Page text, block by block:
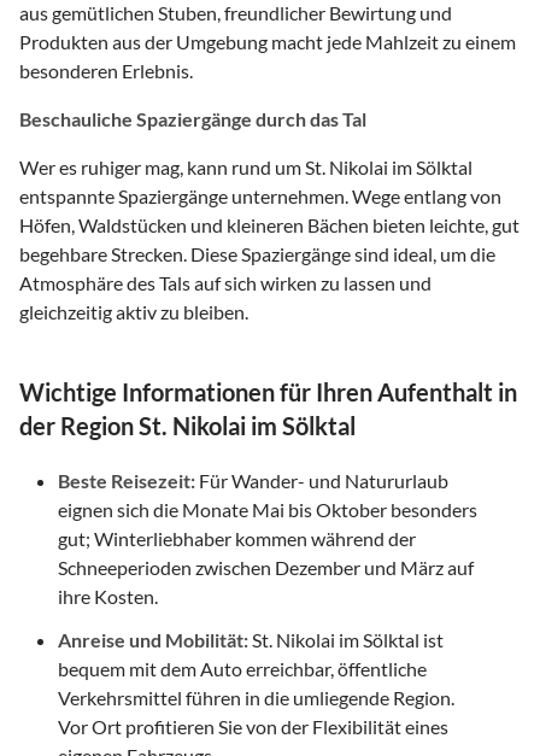
aus gemütlichen Stuben, freundlicher Bewirtung und
Produkten aus der Umgebung macht jede Mahlzeit zu einem
besonderen Erlebnis.
Beschauliche Spaziergänge durch das Tal
Wer es ruhiger mag, kann rund um St. Nikolai im Sölktal
entspannte Spaziergänge unternehmen. Wege entlang von
Höfen, Waldstücken und kleineren Bächen bieten leichte, gut
begehbare Strecken. Diese Spaziergänge sind ideal, um die
Atmosphäre des Tals auf sich wirken zu lassen und
gleichzeitig aktiv zu bleiben.
Wichtige Informationen für Ihren Aufenthalt in
der Region St. Nikolai im Sölktal
Beste Reisezeit: Für Wander- und Natururlaub
eignen sich die Monate Mai bis Oktober besonders
gut; Winterliebhaber kommen während der
Schneeperioden zwischen Dezember und März auf
ihre Kosten.
Anreise und Mobilität:St. Nikolai im Sölktal ist
bequem mit dem Auto erreichbar, öffentliche
Verkehrsmittel führen in die umliegende Region.
Vor Ort profitieren Sie von der Flexibilität eines